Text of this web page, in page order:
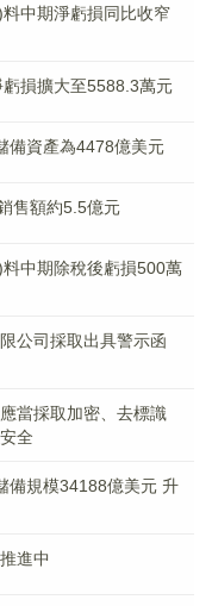
中期淨虧損同比收窄
損擴大至5588.3萬元
備資產為4478億美元
售額約5.5億元
料中期除稅後虧損500萬
公司採取出具警示函
當採取加密、去標識
全
備規模34188億美元 升
進中